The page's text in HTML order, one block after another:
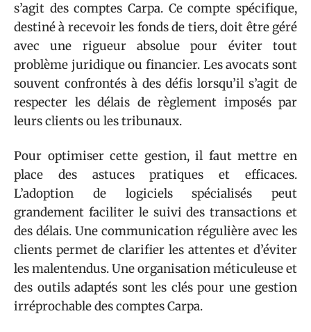
s’agit des comptes Carpa. Ce compte spécifique,
destiné à recevoir les fonds de tiers, doit être géré
avec une rigueur absolue pour éviter tout
problème juridique ou financier. Les avocats sont
souvent confrontés à des défis lorsqu’il s’agit de
respecter les délais de règlement imposés par
leurs clients ou les tribunaux.
Pour optimiser cette gestion, il faut mettre en
place des astuces pratiques et efficaces.
L’adoption de logiciels spécialisés peut
grandement faciliter le suivi des transactions et
des délais. Une communication régulière avec les
clients permet de clarifier les attentes et d’éviter
les malentendus. Une organisation méticuleuse et
des outils adaptés sont les clés pour une gestion
irréprochable des comptes Carpa.